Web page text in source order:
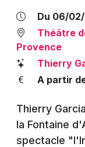
Foires & salons
Spectacles
Concerts
Marseille
Mulhouse
Montpellier
Nantes
Nice
Paris
Du 06/
Théâtre
Provence
Thierry
A partir
Thierry
la Fontaine
spectacle